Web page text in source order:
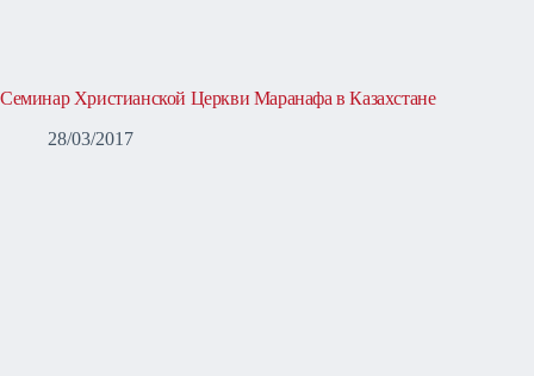
Семинар Христианской Церкви Маранафа в Казахстане
28/03/2017